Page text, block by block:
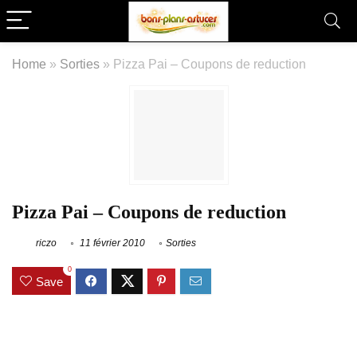
Home » Sorties » Pizza Pai – Coupons de reduction
Pizza Pai – Coupons de reduction
riczo 11 février 2010 Sorties
Save
0